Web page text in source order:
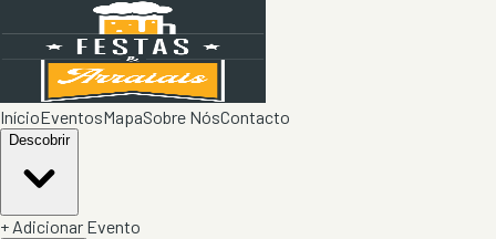
InícioEventosMapaSobre NósContacto
Descobrir
+ Adicionar Evento